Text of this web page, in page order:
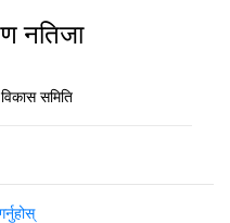
नतिजा
समिति